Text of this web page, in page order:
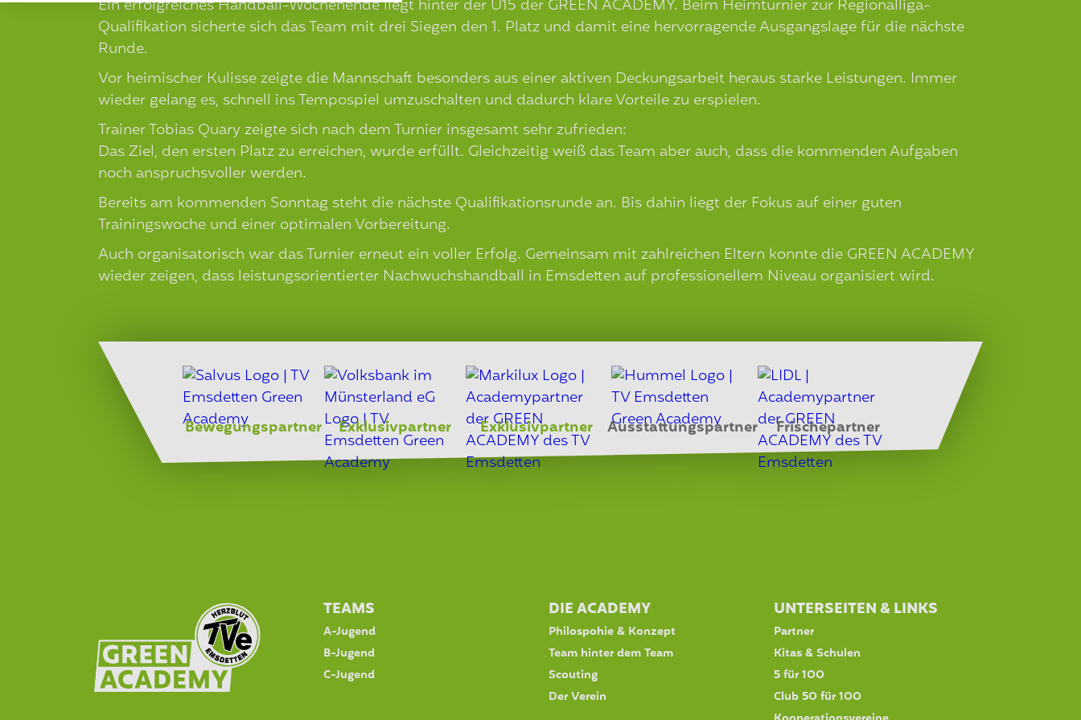
Ein erfolgreiches Handball-Wochenende liegt hinter der U15 der GREEN ACADEMY. Beim Heimturnier zur Regionalliga-
Qualifikation sicherte sich das Team mit drei Siegen den 1. Platz und damit eine hervorragende Ausgangslage für die nächste
Runde.
Vor heimischer Kulisse zeigte die Mannschaft besonders aus einer aktiven Deckungsarbeit heraus starke Leistungen. Immer
wieder gelang es, schnell ins Tempospiel umzuschalten und dadurch klare Vorteile zu erspielen.
Trainer Tobias Quary zeigte sich nach dem Turnier insgesamt sehr zufrieden:
Das Ziel, den ersten Platz zu erreichen, wurde erfüllt. Gleichzeitig weiß das Team aber auch, dass die kommenden Aufgaben
noch anspruchsvoller werden.
Bereits am kommenden Sonntag steht die nächste Qualifikationsrunde an. Bis dahin liegt der Fokus auf einer guten
Trainingswoche und einer optimalen Vorbereitung.
Auch organisatorisch war das Turnier erneut ein voller Erfolg. Gemeinsam mit zahlreichen Eltern konnte die GREEN ACADEMY
wieder zeigen, dass leistungsorientierter Nachwuchshandball in Emsdetten auf professionellem Niveau organisiert wird.
Bewegungspartner Exklusivpartner Exklusivpartner Ausstattungspartner Frischepartner
TEAMS
A-Jugend
B-Jugend
C-Jugend
DIE ACADEMY
Philospohie & Konzept
Team hinter dem Team
Scouting
Der Verein
UNTERSEITEN & LINKS
Partner
Kitas & Schulen
5 für 100
Club 50 für 100